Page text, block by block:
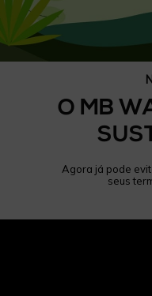
Agora já pode
seus
O MB